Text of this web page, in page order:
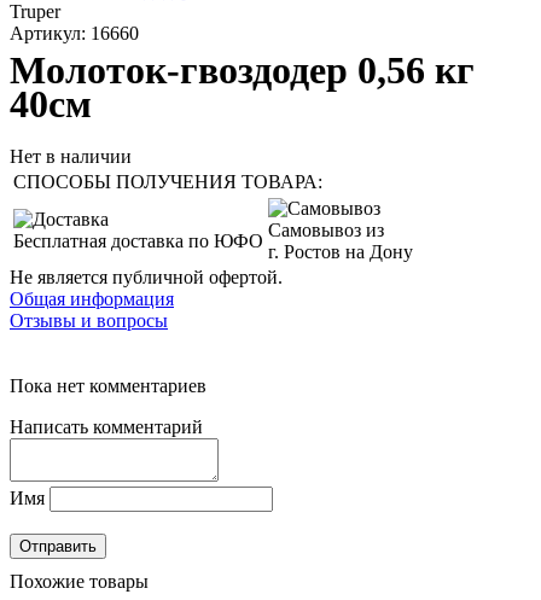
Truper
Артикул: 16660
Молоток-гвоздодер 0,56 кг
40см
Нет в наличии
СПОСОБЫ ПОЛУЧЕНИЯ ТОВАРА:
Бесплатная доставка по ЮФО
Самовывоз из
г. Ростов на Дону
Не является публичной офертой.
Общая информация
Отзывы и вопросы
Пока нет комментариев
Написать комментарий
Имя
Похожие товары